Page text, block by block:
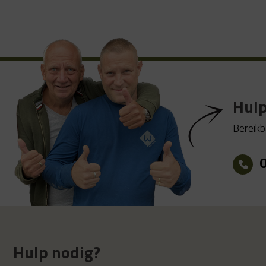
Hulp nodig?